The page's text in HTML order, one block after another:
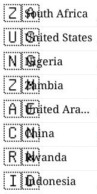
🇿🇦South Africa
🇺🇸United States
🇳🇬Nigeria
🇿🇲Zambia
🇦🇪 United Arab Emirates
🇨🇳China
🇷🇼Rwanda
🇮🇩Indonesia